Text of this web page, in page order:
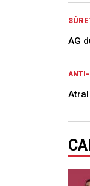
AG
ANTI-